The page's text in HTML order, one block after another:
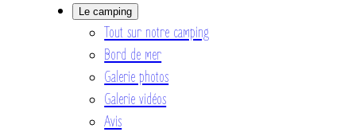
Le camping
Tout sur notre camping
Bord de mer
Galerie photos
Galerie vidéos
Avis